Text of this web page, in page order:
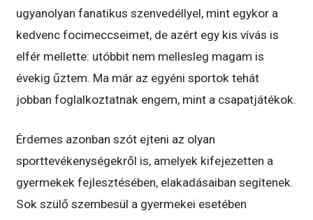
ugyanolyan fanatikus szenvedéllyel, mint egykor a
kedvenc focimeccseimet, de azért egy kis vívás is
elfér mellette: utóbbit nem mellesleg magam is
évekig űztem. Ma már az egyéni sportok tehát
jobban foglalkoztatnak engem, mint a csapatjátékok.
Érdemes azonban szót ejteni az olyan
sporttevékenységekről is, amelyek kifejezetten a
gyermekek fejlesztésében, elakadásaiban segítenek.
Sok szülő szembesül a gyermekei esetében